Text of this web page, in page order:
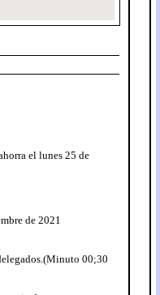
el lunes 25 de
de 2021
00;30